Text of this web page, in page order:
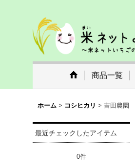
商品一覧
ホーム > コシヒカリ > 吉田農園
最近チェックしたアイテム
0件